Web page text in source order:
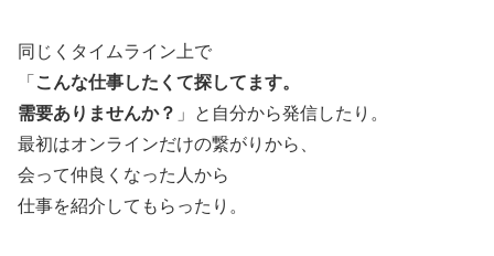
同じくタイムライン上で
「 こんな仕事したくて探してます。
需要ありませんか？ 」と自分から発信したり。
最初はオンラインだけの繋がりから、
会って仲良くなった人から
仕事を紹介してもらったり。